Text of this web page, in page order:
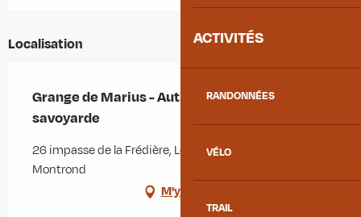
ACTIVITÉS
RANDONNÉES
VÉLO
TRAIL
Localisation
Grange de Marius - Authentique grange
savoyarde
26 impasse de la Frédière, Le Chalmieu, 73300 Albiez-
Montrond
M'y rendre